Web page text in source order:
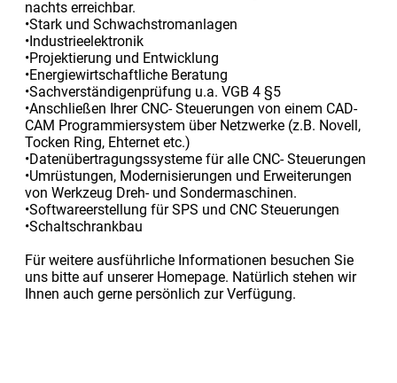
nachts erreichbar.
•Stark und Schwachstromanlagen
•Industrieelektronik
•Projektierung und Entwicklung
•Energiewirtschaftliche Beratung
•Sachverständigenprüfung u.a. VGB 4 §5
•Anschließen Ihrer CNC- Steuerungen von einem CAD-
CAM Programmiersystem über Netzwerke (z.B. Novell,
Tocken Ring, Ehternet etc.)
•Datenübertragungssysteme für alle CNC- Steuerungen
•Umrüstungen, Modernisierungen und Erweiterungen
von Werkzeug Dreh- und Sondermaschinen.
•Softwareerstellung für SPS und CNC Steuerungen
•Schaltschrankbau
Für weitere ausführliche Informationen besuchen Sie
uns bitte auf unserer Homepage. Natürlich stehen wir
Ihnen auch gerne persönlich zur Verfügung.